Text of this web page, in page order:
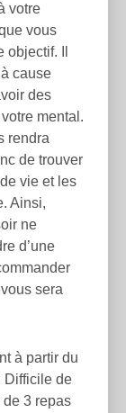
votre
vous
Il
cause
des
mental.
rendra
de trouver
vie et les
Ainsi,
ne
d’une
sera
à partir du
Difficile de
de 3 repas